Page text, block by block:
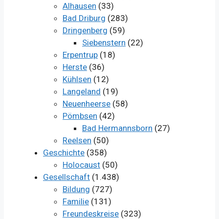
Alhausen (33)
Bad Driburg (283)
Dringenberg (59)
Siebenstern (22)
Erpentrup (18)
Herste (36)
Kühlsen (12)
Langeland (19)
Neuenheerse (58)
Pömbsen (42)
Bad Hermannsborn (27)
Reelsen (50)
Geschichte (358)
Holocaust (50)
Gesellschaft (1.438)
Bildung (727)
Familie (131)
Freundeskreise (323)